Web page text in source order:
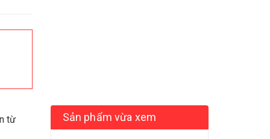
từ
Sản phẩm vừa xem